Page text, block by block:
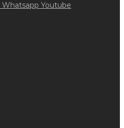
Whatsapp Youtube